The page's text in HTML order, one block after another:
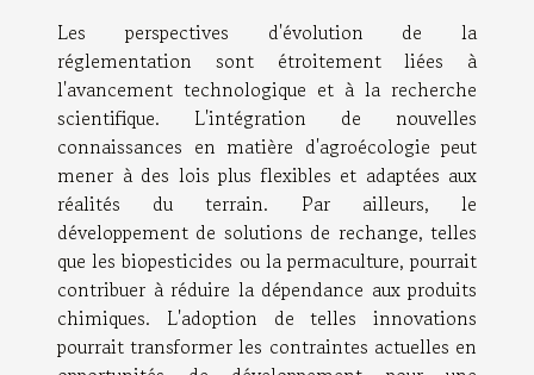
Les perspectives d'évolution de la
réglementation sont étroitement liées à
l'avancement technologique et à la recherche
scientifique. L'intégration de nouvelles
connaissances en matière d'agroécologie peut
mener à des lois plus flexibles et adaptées aux
réalités du terrain. Par ailleurs, le
développement de solutions de rechange, telles
que les biopesticides ou la permaculture, pourrait
contribuer à réduire la dépendance aux produits
chimiques. L'adoption de telles innovations
pourrait transformer les contraintes actuelles en